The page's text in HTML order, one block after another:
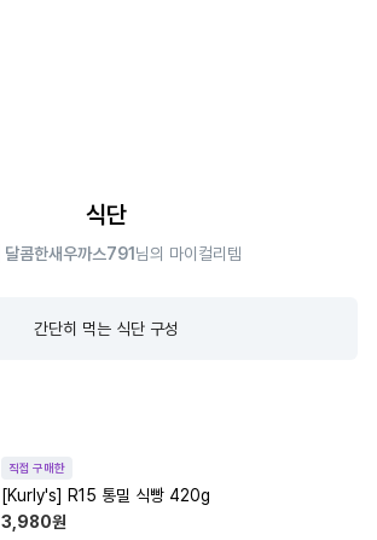
식단
달콤한새우까스791 님의 마이컬리템
간단히 먹는 식단 구성
직접 구매한
[Kurly's] R15 통밀 식빵 420g
3,980원